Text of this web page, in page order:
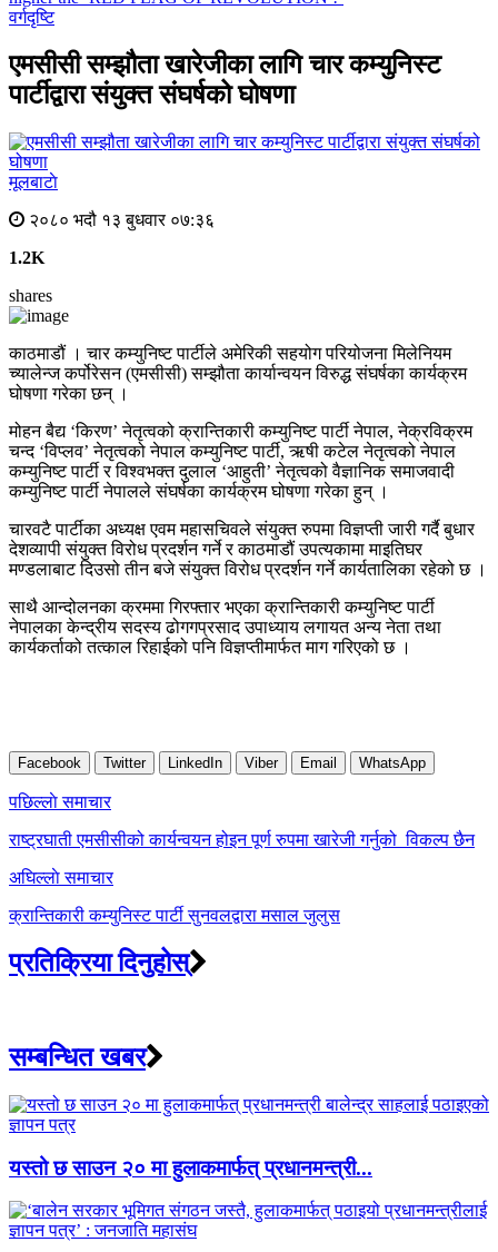
वर्गदृष्टि
एमसीसी सम्झौता खारेजीका लागि चार कम्युनिस्ट
पार्टीद्वारा संयुक्त संघर्षको घोषणा
मूलबाटाे
२०८० भदौ १३ बुधवार ०७:३६
1.2K
shares
काठमाडौं । चार कम्युनिष्ट पार्टीले अमेरिकी सहयोग परियोजना मिलेनियम
च्यालेन्ज कर्पोरेसन (एमसीसी) सम्झौता कार्यान्वयन विरुद्ध संघर्षका कार्यक्रम
घोषणा गरेका छन् ।
मोहन बैद्य ‘किरण’ नेतृत्वको क्रान्तिकारी कम्युनिष्ट पार्टी नेपाल, नेक्रविक्रम
चन्द ‘विप्लव’ नेतृत्वको नेपाल कम्युनिष्ट पार्टी, ऋषी कटेल नेतृत्वको नेपाल
कम्युनिष्ट पार्टी र विश्वभक्त दुलाल ‘आहुती’ नेतृत्वको वैज्ञानिक समाजवादी
कम्युनिष्ट पार्टी नेपालले संघर्षका कार्यक्रम घोषणा गरेका हुन् ।
चारवटै पार्टीका अध्यक्ष एवम महासचिवले संयुक्त रुपमा विज्ञप्ती जारी गर्दै बुधार
देशव्यापी संयुक्त विरोध प्रदर्शन गर्ने र काठमाडौं उपत्यकामा माइतिघर
मण्डलाबाट दिउसो तीन बजे संयुक्त विरोध प्रदर्शन गर्ने कार्यतालिका रहेको छ ।
साथै आन्दोलनका क्रममा गिरफ्तार भएका क्रान्तिकारी कम्युनिष्ट पार्टी
नेपालका केन्द्रीय सदस्य ढोगगप्रसाद उपाध्याय लगायत अन्य नेता तथा
कार्यकर्ताको तत्काल रिहाईको पनि विज्ञप्तीमार्फत माग गरिएको छ ।
Facebook Twitter LinkedIn Viber Email WhatsApp
Post
navigation
पछिल्लाे समाचार
राष्ट्रघाती एमसीसीको कार्यन्वयन होइन पूर्ण रुपमा खारेजी गर्नुको विकल्प छैन
अघिल्लाे समाचार
क्रान्तिकारी कम्युनिस्ट पार्टी सुनवलद्वारा मसाल जुलुस
प्रतिक्रिया दिनुहोस्
सम्बन्धित खबर
यस्तो छ साउन २० मा हुलाकमार्फत् प्रधानमन्त्री...